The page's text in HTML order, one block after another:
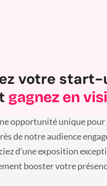
votre start-
gagnez en
opportunité unique
de notre audience
d’une exposition
booster votre